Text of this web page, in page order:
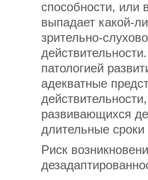
способности, или
выпадает какой-
зрительно-
патологией
адекватные
развивающихся
длительные
Риск